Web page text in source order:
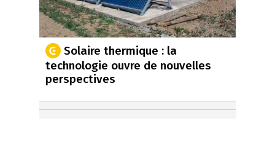
Solaire thermique : la
technologie ouvre de nouvelles
perspectives